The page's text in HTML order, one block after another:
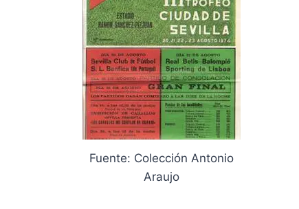
Fuente: Colección Antonio
Araujo